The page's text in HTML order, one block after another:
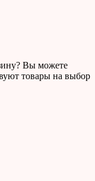
Вы можете
товары на выбор